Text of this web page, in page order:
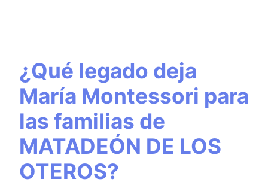
¿Qué legado deja
María Montessori para
las familias de
MATADEÓN DE LOS
OTEROS?